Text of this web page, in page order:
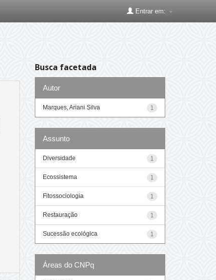
Entrar em:
Busca facetada
Autor
1
Marques, Ariani Silva
Assunto
1
Diversidade
1
Ecossistema
1
Fitossociologia
1
Restauração
1
Sucessão ecológica
Áreas do CNPq